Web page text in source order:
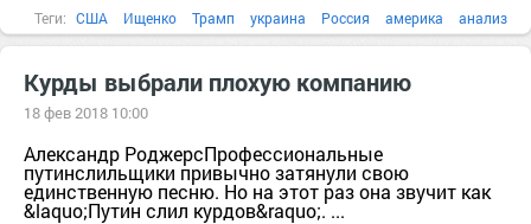
Теги: США Ищенко Трамп украина Россия америка анализ
Курды выбрали плохую компанию
18 фев 2018 10:00
Александр РоджерсПрофессиональные
путинслильщики привычно затянули свою
единственную песню. Но на этот раз она звучит как
&laquo;Путин слил курдов&raquo;. ...